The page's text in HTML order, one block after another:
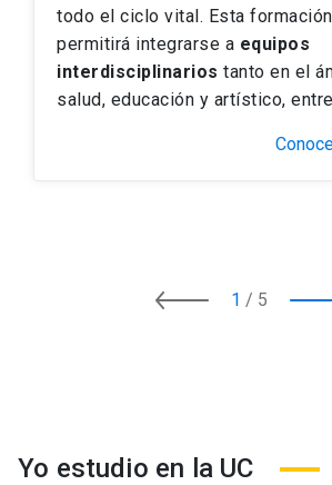
todo el ciclo vital. Esta
permitirá integrarse a equipos
interdisciplinarios tanto en el
salud, educación y artístico,
1 / 5
Yo estudio en la UC